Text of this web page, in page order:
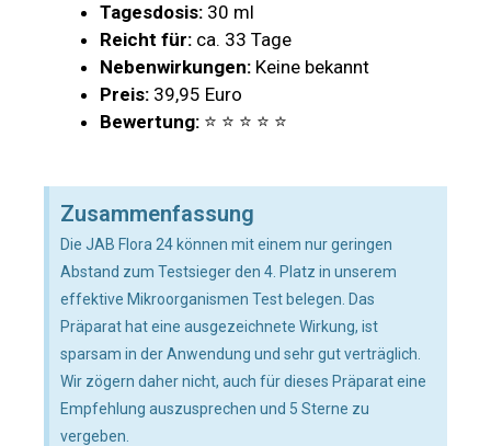
Tagesdosis: 30 ml
Reicht für: ca. 33 Tage
Nebenwirkungen: Keine bekannt
Preis: 39,95 Euro
Bewertung: ⭐ ⭐ ⭐ ⭐ ⭐
Zusammenfassung
Die JAB Flora 24 können mit einem nur geringen
Abstand zum Testsieger den 4. Platz in unserem
effektive Mikroorganismen Test belegen. Das
Präparat hat eine ausgezeichnete Wirkung, ist
sparsam in der Anwendung und sehr gut verträglich.
Wir zögern daher nicht, auch für dieses Präparat eine
Empfehlung auszusprechen und 5 Sterne zu
vergeben.